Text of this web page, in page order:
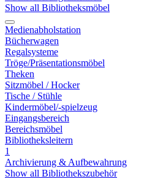
Show all Bibliotheksmöbel
Medienabholstation
Bücherwagen
Regalsysteme
Tröge/Präsentationsmöbel
Theken
Sitzmöbel / Hocker
Tische / Stühle
Kindermöbel/-spielzeug
Eingangsbereich
Bereichsmöbel
Bibliotheksleitern
1
Archivierung & Aufbewahrung
Show all Bibliothekszubehör